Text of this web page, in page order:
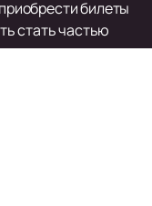
билеты
стать частью
живым